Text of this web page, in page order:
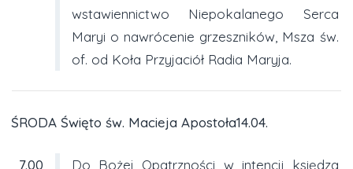
wstawiennictwo Niepokalanego Serca
Maryi o nawrócenie grzeszników, Msza św.
of. od Koła Przyjaciół Radia Maryja.
ŚRODA Święto św. Macieja Apostoła14.04.
7.00 Do Bożej Opatrzności w intencji księdza